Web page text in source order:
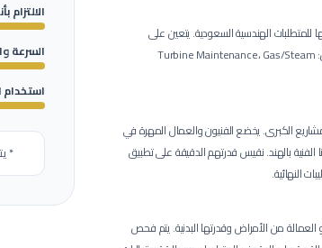
الهندسية السعودية.يتعين على
المتقدمين لهذه المهنة إبراز وتصديق الشهادات التخصصية المطلوبة مثل: Turbine Maintenance، Gas/Steam
الكبرى.يخضع الفنيون والعمال المهرة في
وعملي صارم لمدة 4 ساعات في ورشنا الفنية بالهند. نقيس قدرتهم الدقيقة على تطبيق
النهائية.
من الأمراض وقدرتها البدنية.يتم فحص
السرعة
استخدام
*